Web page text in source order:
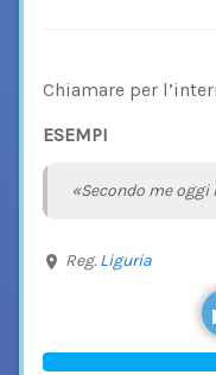
Chiamare per
ESEMPI
«Secondo me
Reg. Liguria